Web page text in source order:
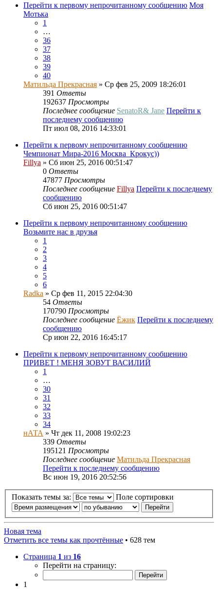
Перейти к первому непрочитанному сообщению Моя
Мотька
1
…
36
37
38
39
40
Матильда Прекрасная » Ср фев 25, 2009 18:26:01
391 Ответы
192637 Просмотры
Последнее сообщение SenatoR& Jane Перейти к
последнему сообщению
Пт июл 08, 2016 14:33:01
Перейти к первому непрочитанному сообщению
Чемпионат Мира-2016 Москва_Крокус))
Fillya » Сб июн 25, 2016 00:51:47
0 Ответы
47877 Просмотры
Последнее сообщение Fillya Перейти к последнему
сообщению
Сб июн 25, 2016 00:51:47
Перейти к первому непрочитанному сообщению
Возьмите нас в друзья
1
2
3
4
5
6
Radka » Ср фев 11, 2015 22:04:30
54 Ответы
170790 Просмотры
Последнее сообщение Ёжик Перейти к последнему
сообщению
Ср июн 22, 2016 16:45:17
Перейти к первому непрочитанному сообщению
ПРИВЕТ ! МЕНЯ ЗОВУТ ВАСИЛИЙ
1
…
30
31
32
33
34
нАТА » Чт дек 11, 2008 19:02:23
339 Ответы
195121 Просмотры
Последнее сообщение Матильда Прекрасная
Перейти к последнему сообщению
Вс июн 19, 2016 20:52:56
Показать темы за: Поле сортировки
Новая тема
Отметить все темы как прочтённые • 628 тем
Страница 1 из 16
Перейти на страницу:
1